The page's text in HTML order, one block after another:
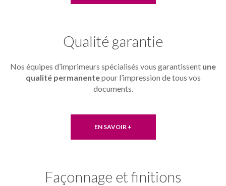
Qualité garantie
Nos équipes d’imprimeurs spécialisés vous garantissent une
qualité permanentepour l’impression de tous vos
documents.
EN SAVOIR +
Façonnage et finitions